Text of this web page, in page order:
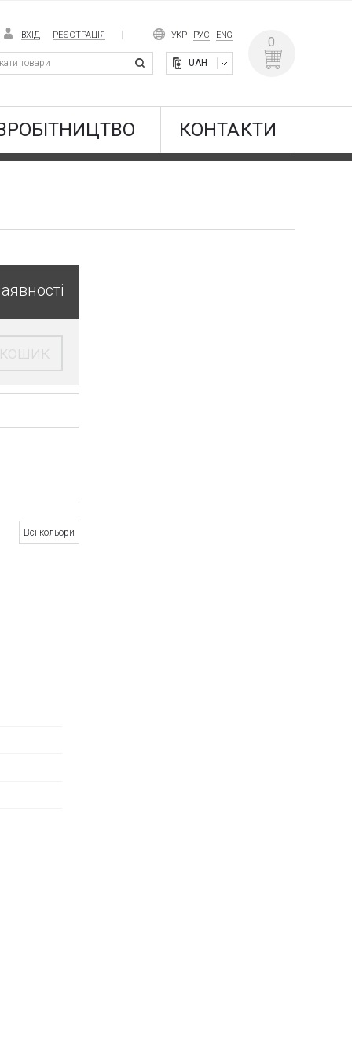
ВХІД РЕЄСТРАЦІЯ УКР РУС ENG
UAH
0
КОНТАКТИ
Всі кольори